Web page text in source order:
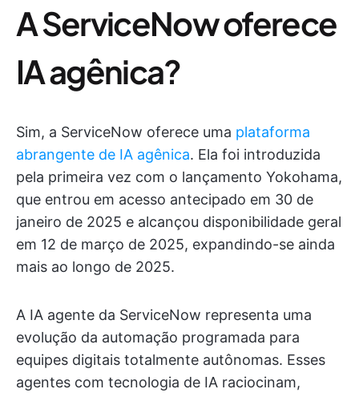
A ServiceNow oferece
IA agênica?
Sim, a ServiceNow oferece uma plataforma
abrangente de IA agênica. Ela foi introduzida
pela primeira vez com o lançamento Yokohama,
que entrou em acesso antecipado em 30 de
janeiro de 2025 e alcançou disponibilidade geral
em 12 de março de 2025, expandindo-se ainda
mais ao longo de 2025.
A IA agente da ServiceNow representa uma
evolução da automação programada para
equipes digitais totalmente autônomas. Esses
agentes com tecnologia de IA raciocinam,